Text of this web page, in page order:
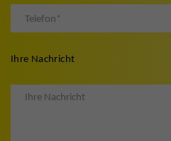
Ihre Nachricht